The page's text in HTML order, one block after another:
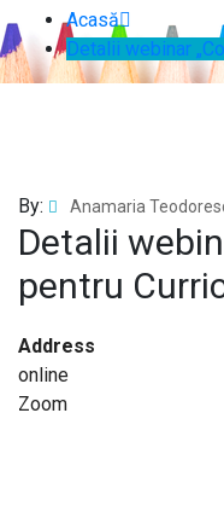
Acasă
Detalii webinar
By: Anamaria
Detalii
pentru
Address
online
Zoom